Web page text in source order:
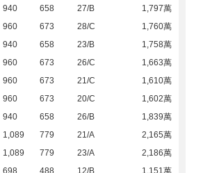
940 658 27/B
1,797萬
960 673 28/C
1,760萬
940 658 23/B
1,758萬
960 673 26/C
1,663萬
960 673 21/C
1,610萬
960 673 20/C
1,602萬
940 658 26/B
1,839萬
1,089 779 21/A
2,165萬
1,089 779 23/A
2,186萬